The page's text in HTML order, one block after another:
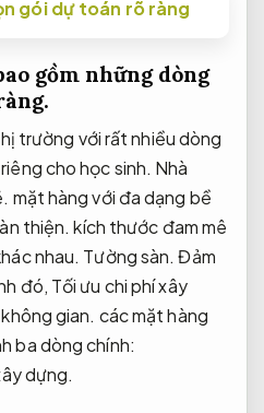
gói dự toán rõ ràng
gồm những dòng
trường với rất nhiều dòng
cho học sinh. Nhà
mặt hàng với đa dạng bề
thiện. kích thước đam mê
nhau. Tường sàn. Đảm
đó, Tối ưu chi phí xây
gian. các mặt hàng
ba dòng chính:
dựng.